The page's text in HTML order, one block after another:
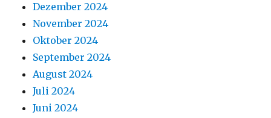
Dezember 2024
November 2024
Oktober 2024
September 2024
August 2024
Juli 2024
Juni 2024